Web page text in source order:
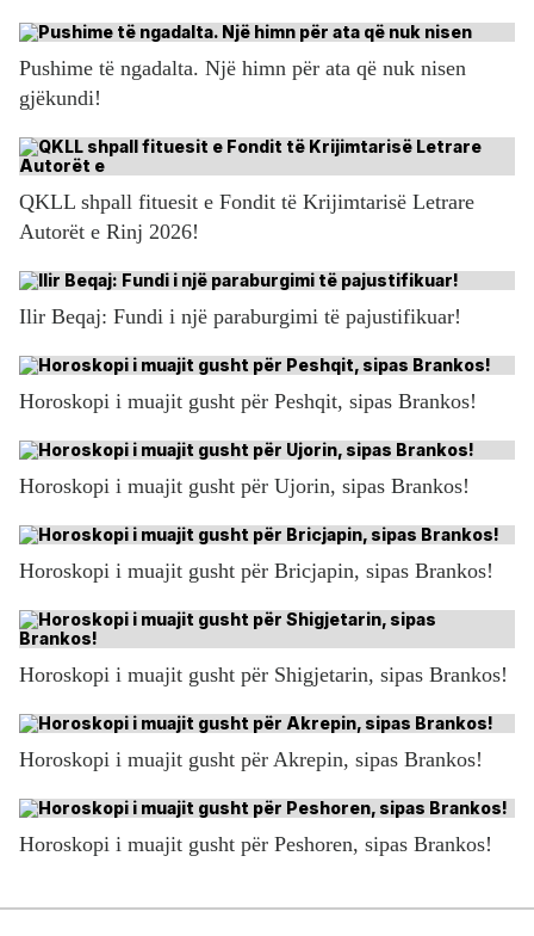
Pushime të ngadalta. Një himn për ata që nuk nisen
gjëkundi!
QKLL shpall fituesit e Fondit të Krijimtarisë Letrare
Autorët e Rinj 2026!
Ilir Beqaj: Fundi i një paraburgimi të pajustifikuar!
Horoskopi i muajit gusht për Peshqit, sipas Brankos!
Horoskopi i muajit gusht për Ujorin, sipas Brankos!
Horoskopi i muajit gusht për Bricjapin, sipas Brankos!
Horoskopi i muajit gusht për Shigjetarin, sipas Brankos!
Horoskopi i muajit gusht për Akrepin, sipas Brankos!
Horoskopi i muajit gusht për Peshoren, sipas Brankos!